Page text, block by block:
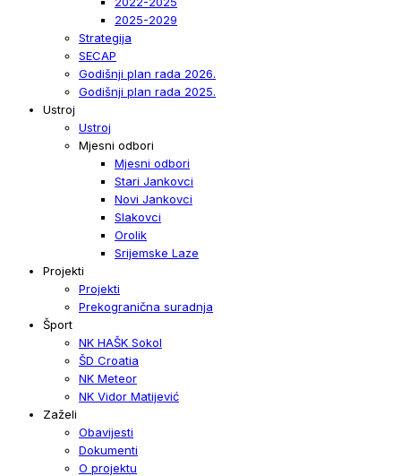
2025-2029
Strategija
SECAP
Godišnji plan rada 2026.
Godišnji plan rada 2025.
Ustroj
Ustroj
Mjesni odbori
Mjesni odbori
Stari Jankovci
Novi Jankovci
Slakovci
Orolik
Srijemske Laze
Projekti
Projekti
Prekogranična suradnja
Šport
NK HAŠK Sokol
ŠD Croatia
NK Meteor
NK Vidor Matijević
Zaželi
Obavijesti
Dokumenti
O projektu